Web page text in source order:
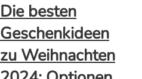
Die besten
Geschenkideen
zu Weihnachten